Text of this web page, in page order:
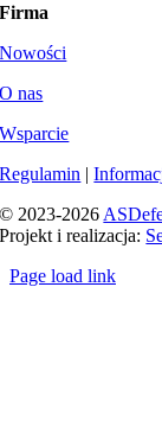
Firma
Nowości
O nas
Wsparcie
Regulamin |
© 2023-2026
Projekt i realizacja:
Page load link